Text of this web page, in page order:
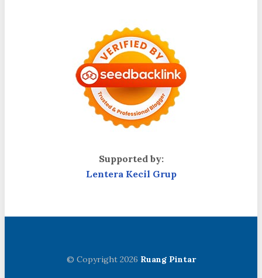
Supported by:
Lentera Kecil Grup
© Copyright 2026 Ruang Pintar